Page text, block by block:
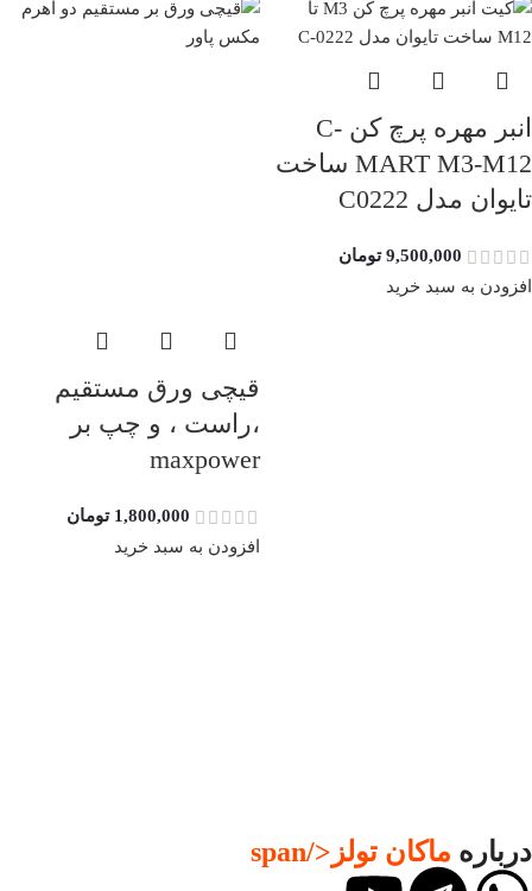
انبر مهره پرچ کن C-
MART M3-M12 ساخت
تایوان مدل C0222
9,500,000 تومان
افزودن به سبد خرید
قیچی ورق مستقیم
،راست ، و چپ بر
maxpower
1,800,000 تومان
افزودن به سبد خرید
درباره ماکان تولز </span